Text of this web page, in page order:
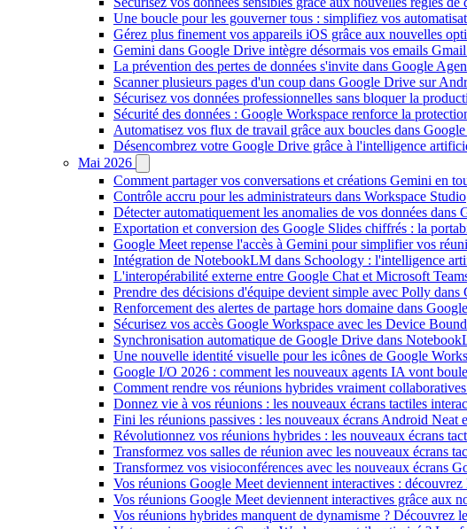
Une boucle pour les gouverner tous : simplifiez vos
Gérez plus finement vos appareils iOS grâce aux nouvelles
Gemini dans Google Drive intègre désormais vos emails
La prévention des pertes de données s'invite dans Google
Scanner plusieurs pages d'un coup dans Google Drive sur
Sécurisez vos données professionnelles sans bloquer la
Sécurité des données : Google Workspace renforce la
Automatisez vos flux de travail grâce aux boucles dans
Désencombrez votre Google Drive grâce à l'intelligence
Mai 2026
Comment partager vos conversations et créations Gemini en
Contrôle accru pour les administrateurs dans Workspace Studio
Détecter automatiquement les anomalies de vos données dans
Exportation et conversion des Google Slides chiffrés : la
Google Meet repense l'accès à Gemini pour simplifier vos
Intégration de NotebookLM dans Schoology : l'intelligence
L'interopérabilité externe entre Google Chat et Microsoft
Prendre des décisions d'équipe devient simple avec Polly dans
Renforcement des alertes de partage hors domaine dans
Sécurisez vos accès Google Workspace avec les Device
Synchronisation automatique de Google Drive dans
Une nouvelle identité visuelle pour les icônes de Google
Google I/O 2026 : comment les nouveaux agents IA vont
Comment rendre vos réunions hybrides vraiment
Donnez vie à vos réunions : les nouveaux écrans tactiles
Fini les réunions passives : les nouveaux écrans Android
Révolutionnez vos réunions hybrides : les nouveaux écrans
Transformez vos salles de réunion avec les nouveaux écrans
Transformez vos visioconférences avec les nouveaux écrans
Vos réunions Google Meet deviennent interactives : découvrez
Vos réunions Google Meet deviennent interactives grâce aux
Vos réunions hybrides manquent de dynamisme ? Découvrez